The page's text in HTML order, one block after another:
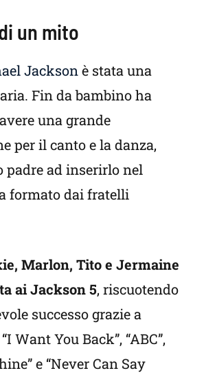
un mito
Jacksonè stata una
Fin da bambino ha
una grande
per il canto e la danza,
padre ad inserirlo nel
formato dai fratelli
Marlon, Tito e Jermaine
ai Jackson 5, riscuotendo
successo grazie a
Want You Back”, “ABC”,
e “Never Can Say